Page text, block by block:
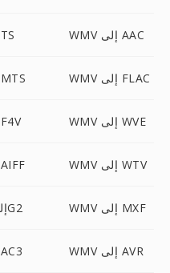
WMV إلى TS WMV إلى AAC
WMV إلى MTS WMV إلى FLAC
WMV إلى F4V WMV إلى WVE
WMV إلى AIFF WMV إلى WTV
WMV إلى 3G2 WMV إلى MXF
WMV إلى AC3 WMV إلى AVR